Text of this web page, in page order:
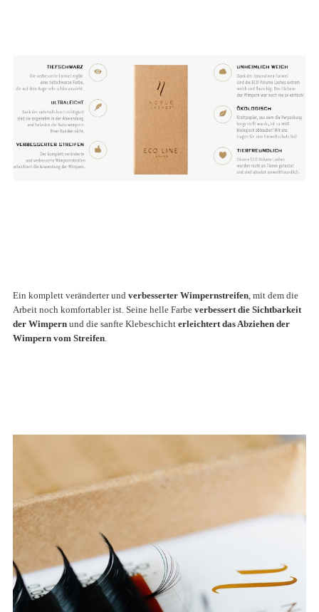
Ein komplett veränderter und verbesserter Wimpernstreifen, mit dem die
Arbeit noch komfortabler ist. Seine helle Farbe verbessert die Sichtbarkeit
der Wimpern und die sanfte Klebeschicht erleichtert das Abziehen der
Wimpern vom Streifen.